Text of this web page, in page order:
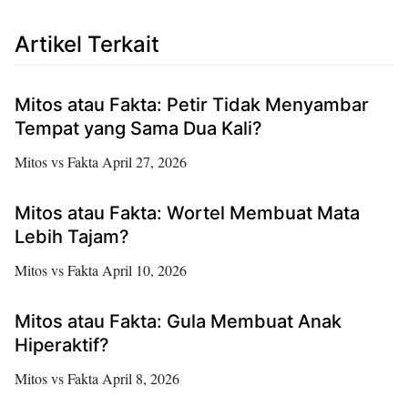
Artikel Terkait
Mitos atau Fakta: Petir Tidak Menyambar
Tempat yang Sama Dua Kali?
Mitos vs FaktaApril 27, 2026
Mitos atau Fakta: Wortel Membuat Mata
Lebih Tajam?
Mitos vs FaktaApril 10, 2026
Mitos atau Fakta: Gula Membuat Anak
Hiperaktif?
Mitos vs FaktaApril 8, 2026